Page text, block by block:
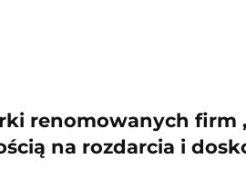
renomowanych
na rozdarcia i